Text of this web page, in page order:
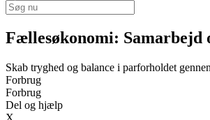
Fællesøkonomi: Samarbejd
Skab tryghed og balance i parforholdet
Forbrug
Forbrug
Del og hjælp
X